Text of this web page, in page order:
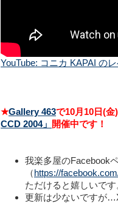
YouTube: コニカ KAPAI の
★Gallery 463で10月10日(
CCD 2004」 開催中です！
我楽多屋のFacebook
（https://
ただけると嬉しいです
更新は少ないですが